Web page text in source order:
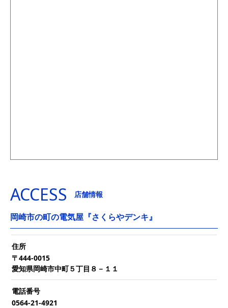
ACCESS 店舗情報
岡崎市の町の電気屋『さくらやデンキ』
住所
〒444-0015
愛知県岡崎市中町５丁目８－１１
電話番号
0564-21-4921